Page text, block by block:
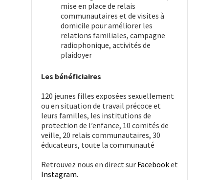
mise en place de relais
communautaires et de visites à
domicile pour améliorer les
relations familiales, campagne
radiophonique, activités de
plaidoyer
Les bénéficiaires
120 jeunes filles exposées sexuellement
ou en situation de travail précoce et
leurs familles, les institutions de
protection de l’enfance, 10 comités de
veille, 20 relais communautaires, 30
éducateurs, toute la communauté
Retrouvez nous en direct sur Facebooket
Instagram.